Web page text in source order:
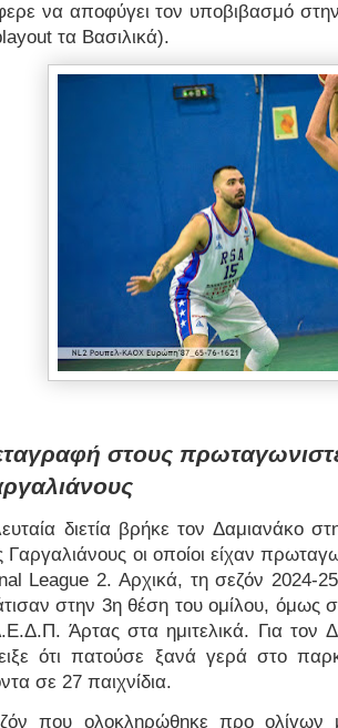
να αποφύγει τον υποβιβασμό
τα Βασιλικά).
στους
διετία βρήκε τον Δαμιανάκο
Γαργαλιάνους οι οποίοι είχαν
League 2. Αρχικά, τη σεζόν 2024-
στην 3η θέση του ομίλου, όμως
Άρτας στα ημιτελικά. Για τον
ότι πατούσε ξανά γερά στο
σε 27 παιχνίδια.
που ολοκληρώθηκε προ ολίγων